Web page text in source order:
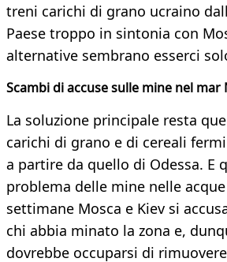
treni carichi di grano ucraino
Paese troppo in sintonia con
alternative sembrano esserci
Scambi di accuse sulle mine nel mar
La soluzione principale resta
carichi di grano e di cereali
a partire da quello di Odessa. E
problema delle mine nelle
settimane Mosca e Kiev si
chi abbia minato la zona e,
dovrebbe occuparsi di